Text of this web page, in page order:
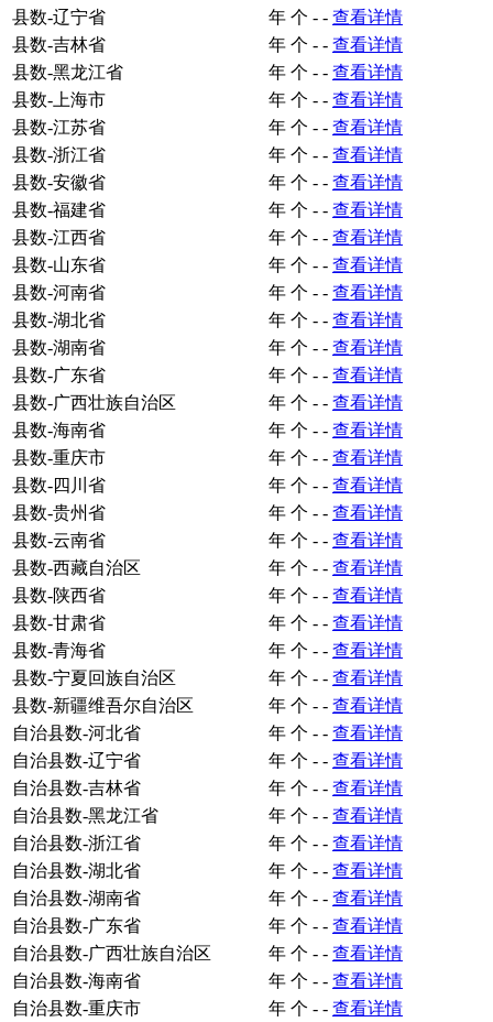
县数-辽宁省
年 个 - - 查看详情
县数-吉林省
年 个 - - 查看详情
县数-黑龙江省
年 个 - - 查看详情
县数-上海市
年 个 - - 查看详情
县数-江苏省
年 个 - - 查看详情
县数-浙江省
年 个 - - 查看详情
县数-安徽省
年 个 - - 查看详情
县数-福建省
年 个 - - 查看详情
县数-江西省
年 个 - - 查看详情
县数-山东省
年 个 - - 查看详情
县数-河南省
年 个 - - 查看详情
县数-湖北省
年 个 - - 查看详情
县数-湖南省
年 个 - - 查看详情
县数-广东省
年 个 - - 查看详情
县数-广西壮族自治区
年 个 - - 查看详情
县数-海南省
年 个 - - 查看详情
县数-重庆市
年 个 - - 查看详情
县数-四川省
年 个 - - 查看详情
县数-贵州省
年 个 - - 查看详情
县数-云南省
年 个 - - 查看详情
县数-西藏自治区
年 个 - - 查看详情
县数-陕西省
年 个 - - 查看详情
县数-甘肃省
年 个 - - 查看详情
县数-青海省
年 个 - - 查看详情
县数-宁夏回族自治区
年 个 - - 查看详情
县数-新疆维吾尔自治区
年 个 - - 查看详情
自治县数-河北省
年 个 - - 查看详情
自治县数-辽宁省
年 个 - - 查看详情
自治县数-吉林省
年 个 - - 查看详情
自治县数-黑龙江省
年 个 - - 查看详情
自治县数-浙江省
年 个 - - 查看详情
自治县数-湖北省
年 个 - - 查看详情
自治县数-湖南省
年 个 - - 查看详情
自治县数-广东省
年 个 - - 查看详情
自治县数-广西壮族自治区
年 个 - - 查看详情
自治县数-海南省
年 个 - - 查看详情
自治县数-重庆市
年 个 - - 查看详情